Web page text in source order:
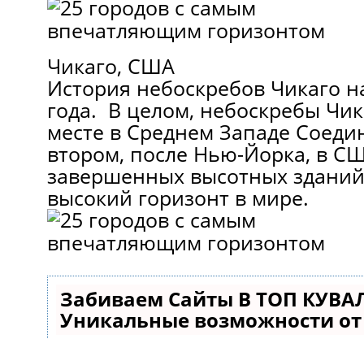
Чикаго, США
История небоскребов Чикаго
года. В целом, небоскребы
месте в Среднем Западе
втором, после Нью-Йорка, в
завершенных высотных
высокий горизонт в мире.
Забиваем Сайты В ТОП
Уникальные возможности от